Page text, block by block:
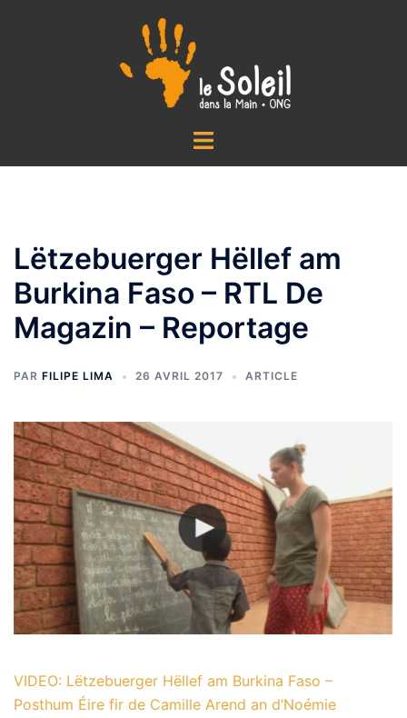
Ouvrir/fermer
Lëtzebuerger Hëllef am
Burkina Faso – RTL De
Magazin – Reportage
PAR FILIPE LIMA 26 AVRIL 2017 ARTICLE
VIDEO: Lëtzebuerger Hëllef am Burkina Faso –
Posthum Éire fir de Camille Arend an d’Noémie